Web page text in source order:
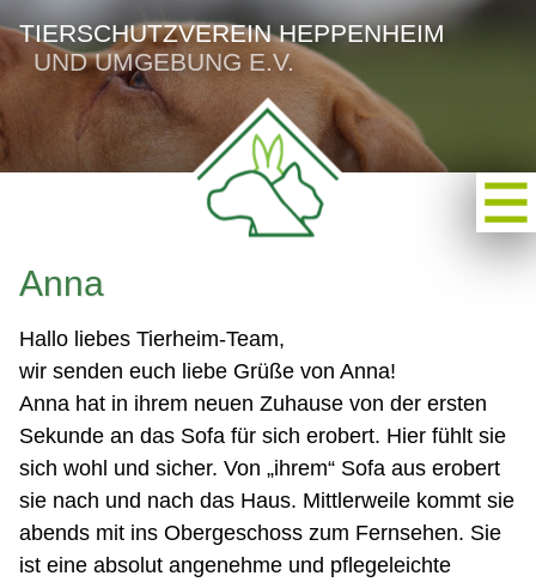
TIERSCHUTZVEREIN HEPPENHEIM
UND UMGEBUNG E.V.
Anna
Hallo liebes Tierheim-Team,
wir senden euch liebe Grüße von Anna!
Anna hat in ihrem neuen Zuhause von der ersten
Sekunde an das Sofa für sich erobert. Hier fühlt sie
sich wohl und sicher. Von „ihrem“ Sofa aus erobert
sie nach und nach das Haus. Mittlerweile kommt sie
abends mit ins Obergeschoss zum Fernsehen. Sie
ist eine absolut angenehme und pflegeleichte